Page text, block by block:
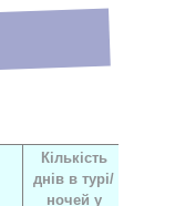
Кількість
днів в турі/
ночей у